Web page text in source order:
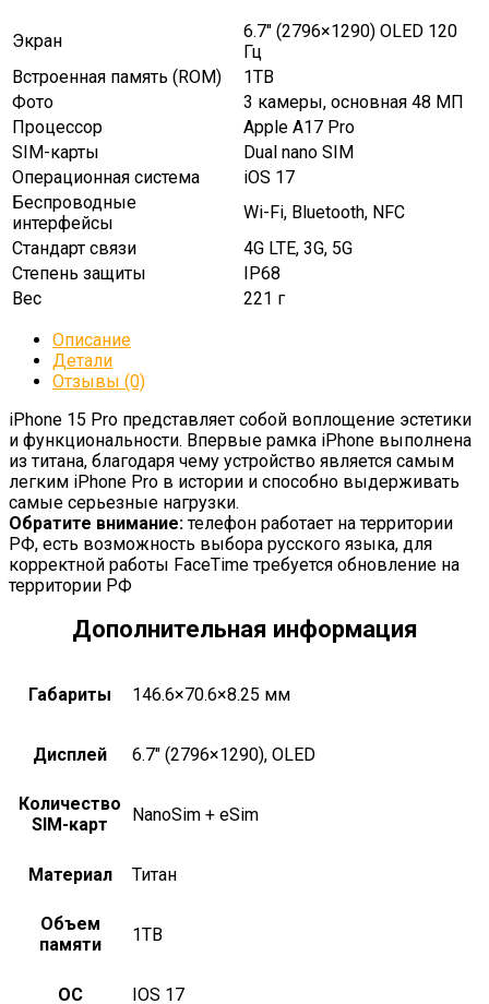
Экран
6.7″ (2796×1290) OLED 120
Гц
Встроенная память (ROM)
1TB
Фото
3 камеры, основная 48 МП
Процессор
Apple A17 Pro
SIM-карты
Dual nano SIM
Операционная система
iOS 17
Беспроводные
интерфейсы
Wi-Fi, Bluetooth, NFC
Стандарт связи
4G LTE, 3G, 5G
Степень защиты
IP68
Вес
221 г
Описание
Детали
Отзывы (0)
iPhone 15 Pro представляет собой воплощение эстетики
и функциональности. Впервые рамка iPhone выполнена
из титана, благодаря чему устройство является самым
легким iPhone Pro в истории и способно выдерживать
самые серьезные нагрузки.
Обратите внимание:телефон работает на территории
РФ, есть возможность выбора русского языка, для
корректной работы FaceTime требуется обновление на
территории РФ
Дополнительная информация
Габариты 146.6×70.6×8.25 мм
Дисплей 6.7" (2796×1290), OLED
Количество
SIM-карт
nanoSim + eSim
Материал титан
Объем
памяти
1TB
ОС iOS 17